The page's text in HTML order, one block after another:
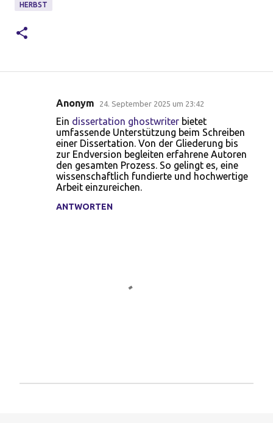
HERBST
Anonym 24. September 2025 um 23:42
Ein dissertation ghostwriter bietet
umfassende Unterstützung beim Schreiben
einer Dissertation. Von der Gliederung bis
zur Endversion begleiten erfahrene Autoren
den gesamten Prozess. So gelingt es, eine
wissenschaftlich fundierte und hochwertige
Arbeit einzureichen.
ANTWORTEN